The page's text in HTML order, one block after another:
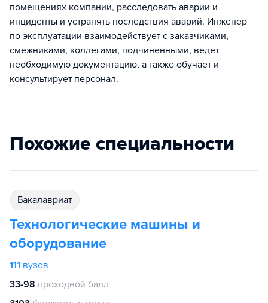
помещениях компании, расследовать аварии и
инциденты и устранять последствия аварий. Инженер
по эксплуатации взаимодействует с заказчиками,
смежниками, коллегами, подчиненными, ведет
необходимую документацию, а также обучает и
консультирует персонал.
Похожие специальности
бакалавриат
Технологические машины и
оборудование
111 вузов
33-98 проходной балл